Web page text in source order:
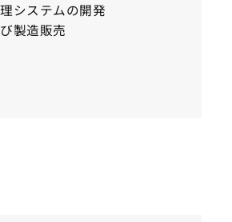
システムの開発
製造販売